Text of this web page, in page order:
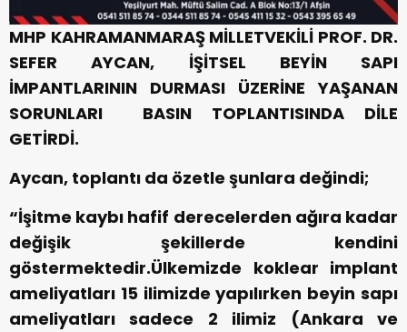
MHP KAHRAMANMARAŞ MİLLETVEKİLİ PROF. DR.
SEFER AYCAN, İŞİTSEL BEYİN SAPI
İMPANTLARININ DURMASI ÜZERİNE YAŞANAN
SORUNLARI BASIN TOPLANTISINDA DİLE
GETİRDİ.
Aycan, toplantı da özetle şunlara değindi;
“İşitme kaybı hafif derecelerden ağıra kadar
değişik şekillerde kendini
göstermektedir.Ülkemizde koklear implant
ameliyatları 15 ilimizde yapılırken beyin sapı
ameliyatları sadece 2 ilimiz (Ankara ve